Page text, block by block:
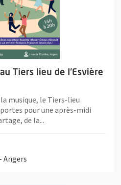
Tiers lieu de l'Esvière
la musique, le Tiers-lieu
pour une après-midi
de la...
Angers